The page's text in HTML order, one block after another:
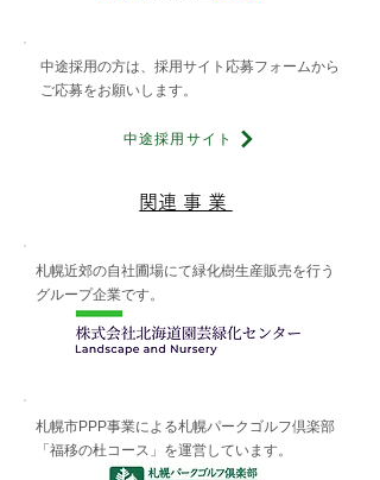
中途採用の方は、採用サイト応募フォームから
ご応募をお願いします。
中途採用サイト
​関連事業
​札幌近郊の自社圃場にて緑化樹生産販売を行う
グループ企業です。
札幌市PPP事業による札幌パークゴルフ倶楽部
「福移の杜コース」を運営しています。